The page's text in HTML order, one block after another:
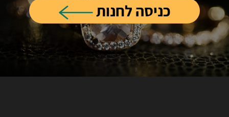
כניסה לחנות